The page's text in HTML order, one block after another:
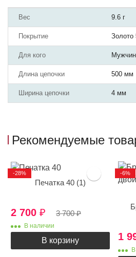
Вес 9.6 г
Покрытие Золото
Для кого
Длина цепочки 500 мм
Ширина цепочки 4 мм
Рекомендуемые
Печатка 40 (1)
2 700 ₽ 3 700₽
В наличии
В корзину
-28%
1
-6%